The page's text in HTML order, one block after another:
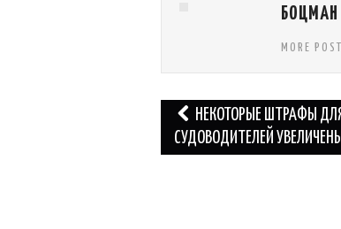
БОЦМАН
MORE
Навигация
по
НЕКОТОРЫЕ ШТРАФЫ
СУДОВОДИТЕЛЕЙ